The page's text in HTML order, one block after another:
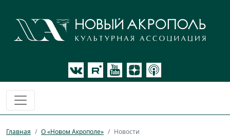
Главная О «Новом Акрополе» Новости